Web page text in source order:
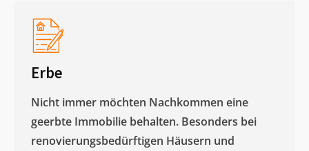
Erbe
Nicht immer möchten Nachkommen eine
geerbte Immobilie behalten. Besonders bei
renovierungsbedürftigen Häusern und